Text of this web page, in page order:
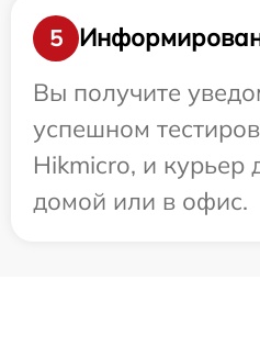
5
Вы получите
успешном
Hikmicro, и курьер
домой или в офис.